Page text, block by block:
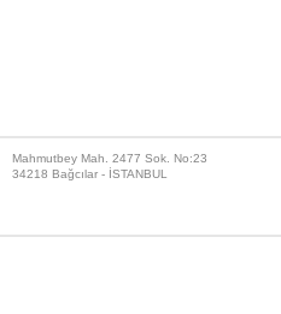
Mahmutbey Mah. 2477 Sok. No:23
34218 Bağcılar - İSTANBUL